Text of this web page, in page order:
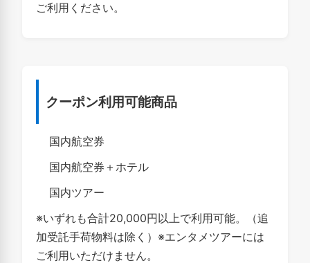
ご利用ください。
クーポン利用可能商品
国内航空券
国内航空券＋ホテル
国内ツアー
※いずれも合計20,000円以上で利用可能。（追
加受託手荷物料は除く）※エンタメツアーには
ご利用いただけません。